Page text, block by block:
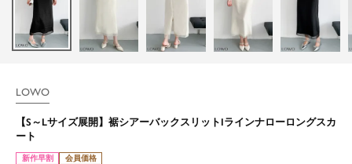
LOWO
【S～Lサイズ展開】裾シアーバックスリットIラインナローロングスカ
ート
新作早割 会員価格